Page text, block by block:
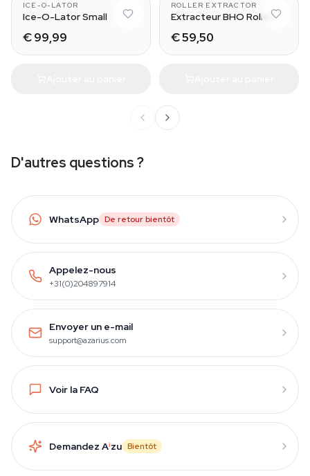
ICE-O-LATOR
Ice-O-Lator Small
€ 99,99
ROLLER EXTRACTOR
Extracteur BHO Roller
€ 59,50
D'autres questions ?
WhatsApp De retour bientôt
Appelez-nous
+31(0)204897914
Envoyer un e-mail
support@azarius.com
Voir la FAQ
Demandez Aizu Bientôt